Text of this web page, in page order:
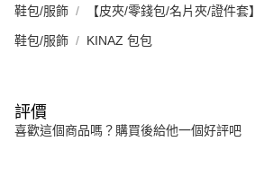
鞋包/服飾 【皮夾/零錢包/名片夾/證件套】
鞋包/服飾 KINAZ 包包
評價
喜歡這個商品嗎？購買後給他一個好評吧